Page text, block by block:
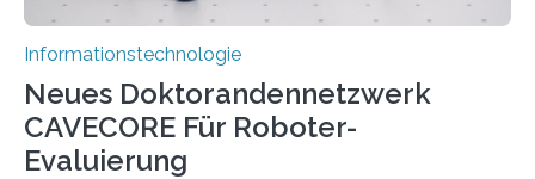
Informationstechnologie
Neues Doktorandennetzwerk
CAVECORE Für Roboter-
Evaluierung